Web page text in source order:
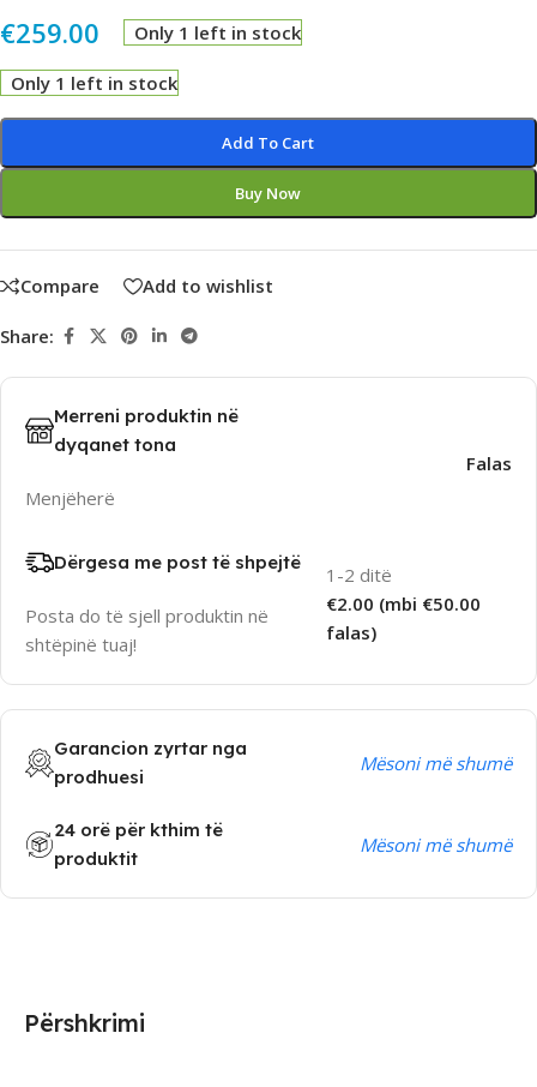
€259.00 Only 1 left in stock
Only 1 left in stock
Add To Cart
Buy Now
Compare Add to wishlist
Share:
Merreni produktin në
dyqanet tona
Menjëherë
Falas
Dërgesa me post të shpejtë
Posta do të sjell produktin në
shtëpinë tuaj!
1-2 ditë
€2.00 (mbi €50.00
falas)
Garancion zyrtar nga
prodhuesi
Mësoni më shumë
24 orë për kthim të
produktit
Mësoni më shumë
Përshkrimi